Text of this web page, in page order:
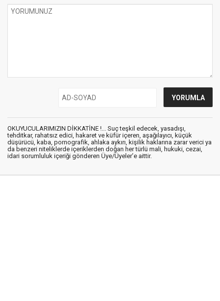
OKUYUCULARIMIZIN DİKKATİNE !... Suç teşkil edecek, yasadışı,
tehditkar, rahatsız edici, hakaret ve küfür içeren, aşağılayıcı, küçük
düşürücü, kaba, pornografik, ahlaka aykırı, kişilik haklarına zarar verici ya
da benzeri niteliklerde içeriklerden doğan her türlü mali, hukuki, cezai,
idari sorumluluk içeriği gönderen Üye/Üyeler’e aittir.